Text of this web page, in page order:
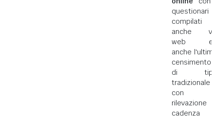
questionari
compilati
anche via
web ed
anche l'ultimo
censimento
di tipo
tradizionale
con
rilevazione a
cadenza